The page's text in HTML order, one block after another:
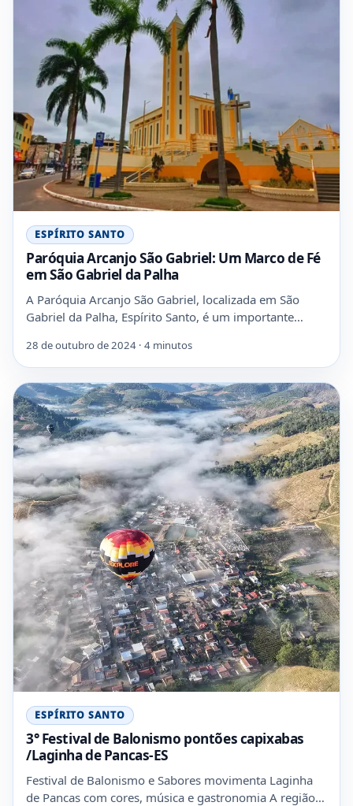
ESPÍRITO SANTO
Paróquia Arcanjo São Gabriel: Um Marco de Fé
em São Gabriel da Palha
A Paróquia Arcanjo São Gabriel, localizada em São
Gabriel da Palha, Espírito Santo, é um importante…
28 de outubro de 2024 · 4 minutos
ESPÍRITO SANTO
3° Festival de Balonismo pontões capixabas
/Laginha de Pancas-ES
Festival de Balonismo e Sabores movimenta Laginha
de Pancas com cores, música e gastronomia A região…